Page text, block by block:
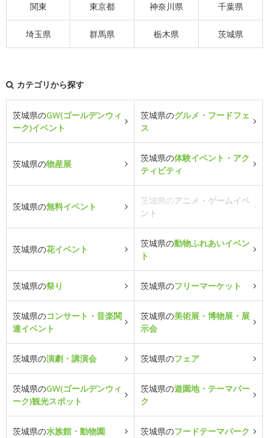
関東 東京都 神奈川県 千葉県
埼玉県 群馬県 栃木県 茨城県
カテゴリから探す
茨城県のGW(ゴールデンウィ
ーク)イベント
茨城県のグルメ・フードフェ
ス
茨城県の物産展
茨城県の体験イベント・アク
ティビティ
茨城県の無料イベント
茨城県のアニメ・ゲームイベ
ント
茨城県の花イベント
茨城県の動物ふれあいイベン
ト
茨城県の祭り 茨城県のフリーマーケット
茨城県のコンサート・音楽関
連イベント
茨城県の美術展・博物展・展
示会
茨城県の演劇・講演会 茨城県のフェア
茨城県のGW(ゴールデンウィ
ーク)観光スポット
茨城県の遊園地・テーマパー
ク
茨城県の水族館・動物園 茨城県のフードテーマパーク